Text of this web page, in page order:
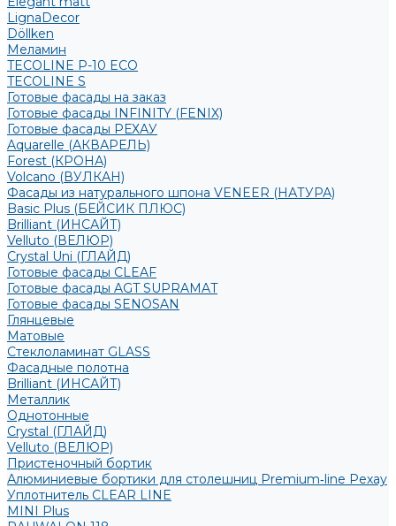
LignaDecor
Döllken
Меламин
TECOLINE P-10 ECO
TECOLINE S
Готовые фасады на заказ
Готовые фасады INFINITY (FENIX)
Готовые фасады РЕХАУ
Aquarelle (АКВАРЕЛЬ)
Forest (КРОНА)
Volcano (ВУЛКАН)
Фасады из натурального шпона VENEER (НАТУРА)
Basic Plus (БЕЙСИК ПЛЮС)
Brilliant (ИНСАЙТ)
Velluto (ВЕЛЮР)
Crystal Uni (ГЛАЙД)
Готовые фасады CLEAF
Готовые фасады AGT SUPRAMAT
Готовые фасады SENOSAN
Глянцевые
Матовые
Стеклоламинат GLASS
Фасадные полотна
Brilliant (ИНСАЙТ)
Металлик
Однотонные
Crystal (ГЛАЙД)
Velluto (ВЕЛЮР)
Пристеночный бортик
Алюминиевые бортики для столешниц Premium‑line Рехау
Уплотнитель CLEAR LINE
MINI Plus